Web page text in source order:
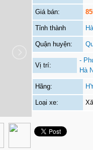
Giá bán:
Tỉnh thành
Quận huyện:
Vị trí:
-
Hà
Hãng:
Loại xe: